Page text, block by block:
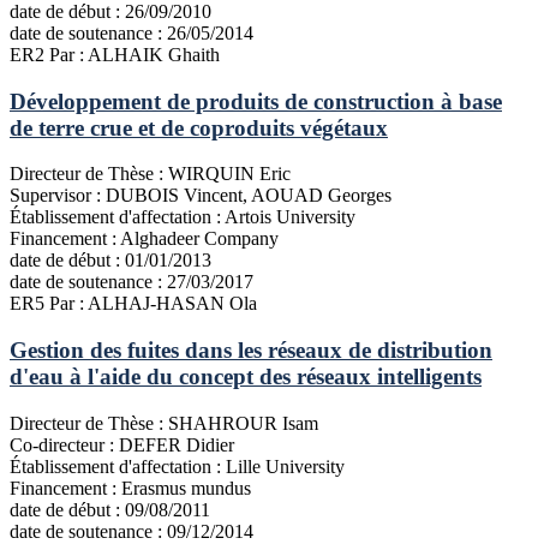
date de début : 26/09/2010
date de soutenance : 26/05/2014
ER2 Par : ALHAIK Ghaith
Développement de produits de construction à base
de terre crue et de coproduits végétaux
Directeur de Thèse : WIRQUIN Eric
Supervisor : DUBOIS Vincent, AOUAD Georges
Établissement d'affectation : Artois University
Financement : Alghadeer Company
date de début : 01/01/2013
date de soutenance : 27/03/2017
ER5 Par : ALHAJ-HASAN Ola
Gestion des fuites dans les réseaux de distribution
d'eau à l'aide du concept des réseaux intelligents
Directeur de Thèse : SHAHROUR Isam
Co-directeur : DEFER Didier
Établissement d'affectation : Lille University
Financement : Erasmus mundus
date de début : 09/08/2011
date de soutenance : 09/12/2014